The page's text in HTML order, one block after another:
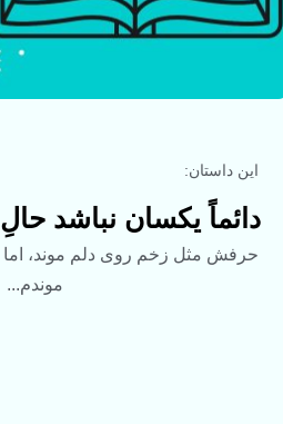
این داستان:
دائماً یکسان نباشد
حرفش مثل زخم روی دلم موند،
موندم...